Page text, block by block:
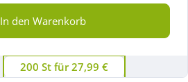
In den Warenkorb
200 St für 27,99 €